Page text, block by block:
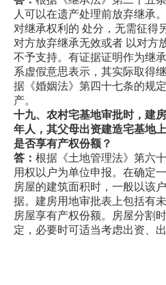
人可以在遗产处理前放弃继承
对继承权利的 处分，无需征得
对方放弃继承无效或者 以对方
不予支持。有证据证明作为继
系虚假意思表示，其实际取得
据《婚姻法》第四十七条的规
产。
十九、农村宅基地审批时，建
年人，其父母出资建造宅基地
是否享有产权份额？
答： 根据《土地管理法》第六
用权以户为单位申报。在确定
房屋的建筑面积时，一般以该
据。建房用地审批表上包括有
房屋享有产权份额。房屋分割
定，必要时可适当考虑出资、出